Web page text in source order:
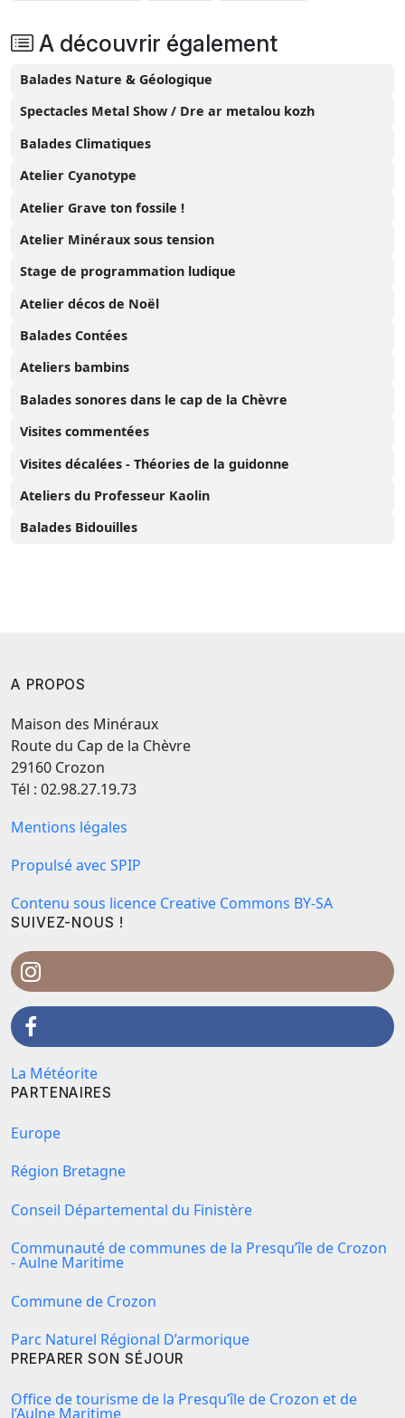
A découvrir également
Balades Nature & Géologique
Spectacles Metal Show / Dre ar metalou kozh
Balades Climatiques
Atelier Cyanotype
Atelier Grave ton fossile !
Atelier Minéraux sous tension
Stage de programmation ludique
Atelier décos de Noël
Balades Contées
Ateliers bambins
Balades sonores dans le cap de la Chèvre
Visites commentées
Visites décalées - Théories de la guidonne
Ateliers du Professeur Kaolin
Balades Bidouilles
A PROPOS
Maison des Minéraux
Route du Cap de la Chèvre
29160 Crozon
Tél : 02.98.27.19.73
Mentions légales
Propulsé avec SPIP
Contenu sous licence Creative Commons BY-SA
SUIVEZ-NOUS !
La Météorite
PARTENAIRES
Europe
Région Bretagne
Conseil Départemental du Finistère
Communauté de communes de la Presqu’île de Crozon
- Aulne Maritime
Commune de Crozon
Parc Naturel Régional D’armorique
PREPARER SON SÉJOUR
Office de tourisme de la Presqu’île de Crozon et de
l’Aulne Maritime